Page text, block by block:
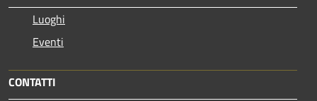
Luoghi
Eventi
CONTATTI